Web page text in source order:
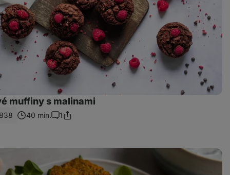
muffiny s malinami
838 40 min.
Komentáre
1Zdieľať